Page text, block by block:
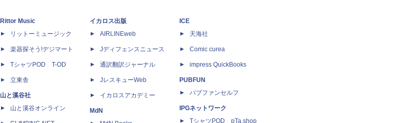
Rittor Music
リットーミュージック
楽器探そう!デジマート
TシャツPOD T-OD
立東舎
山と溪谷社
山と溪谷オンライン
イカロス出版
AIRLINEweb
Jディフェンスニュース
通訳翻訳ジャーナル
JレスキューWeb
イカロスアカデミー
MdN
ICE
天海社
Comic curea
impress QuickBooks
PUBFUN
パブファンセルフ
IPGネットワーク
TシャツPOD pTa.shop